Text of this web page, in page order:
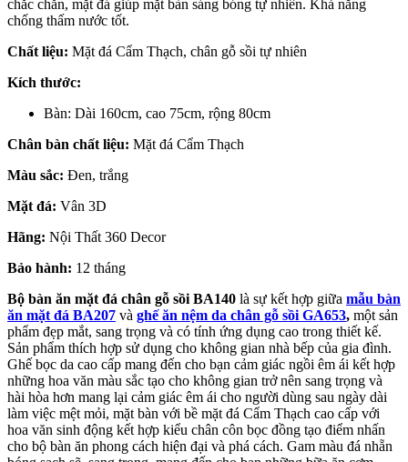
chắc chắn, mặt đá giúp mặt bàn sáng bóng tự nhiên. Khả năng
chống thấm nước tốt.
Chất liệu: Mặt đá Cẩm Thạch, chân gỗ sồi tự nhiên
Kích thước:
Bàn: Dài 160cm, cao 75cm, rộng 80cm
Chân bàn chất liệu: Mặt đá Cẩm Thạch
Màu sắc: Đen, trắng
Mặt đá: Vân 3D
Hãng: Nội Thất 360 Decor
Bảo hành: 12 tháng
Bộ bàn ăn mặt đá chân gỗ sồi BA140 là sự kết hợp giữa mẫu bàn
ăn mặt đá BA207 và ghế ăn nệm da chân gỗ sồi GA653, một sản
phẩm đẹp mắt, sang trọng và có tính ứng dụng cao trong thiết kế.
Sản phẩm thích hợp sử dụng cho không gian nhà bếp của gia đình.
Ghế bọc da cao cấp mang đến cho bạn cảm giác ngồi êm ái kết hợp
những hoa văn màu sắc tạo cho không gian trở nên sang trọng và
hài hòa hơn mang lại cảm giác êm ái cho người dùng sau ngày dài
làm việc mệt mỏi, mặt bàn với bề mặt đá Cẩm Thạch cao cấp với
hoa văn sinh động kết hợp kiểu chân côn bọc đồng tạo điểm nhấn
cho bộ bàn ăn phong cách hiện đại và phá cách. Gam màu đá nhẵn